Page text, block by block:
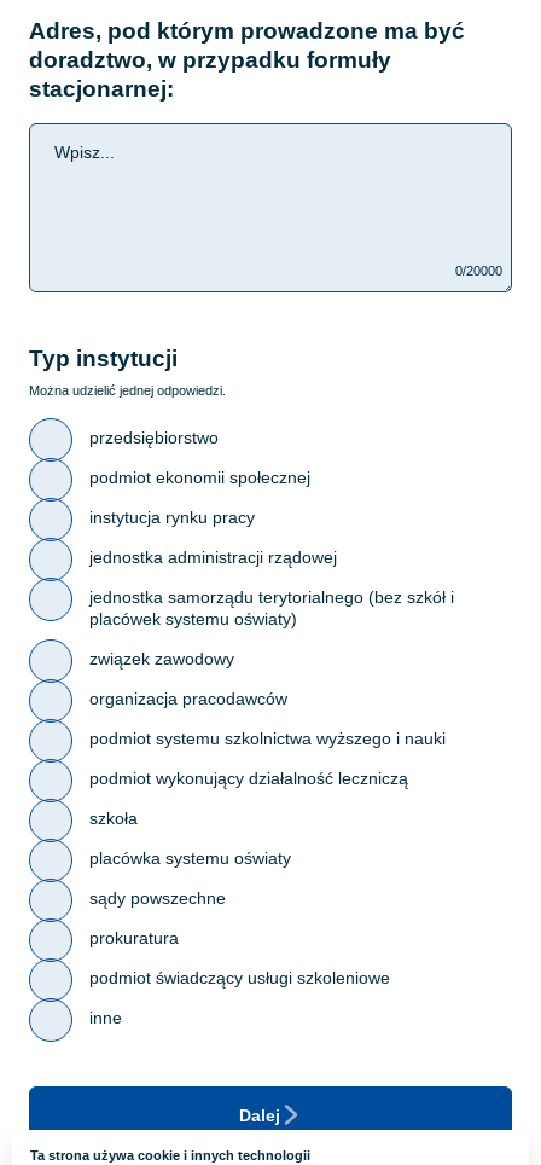
Ta strona używa cookie i innych technologii
Adres, pod którym prowadzone ma być
doradztwo, w przypadku formuły
stacjonarnej:
0/20000
Typ instytucji
Można udzielić jednej odpowiedzi.
przedsiębiorstwo
podmiot ekonomii społecznej
instytucja rynku pracy
jednostka administracji rządowej
jednostka samorządu terytorialnego (bez szkół i
placówek systemu oświaty)
związek zawodowy
organizacja pracodawców
podmiot systemu szkolnictwa wyższego i nauki
podmiot wykonujący działalność leczniczą
szkoła
placówka systemu oświaty
sądy powszechne
prokuratura
podmiot świadczący usługi szkoleniowe
inne
Dalej